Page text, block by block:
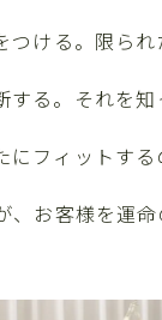
ける。限ら
る。それを
フィットす
お客様を運